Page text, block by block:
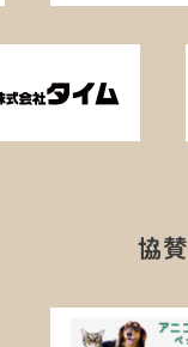
協賛